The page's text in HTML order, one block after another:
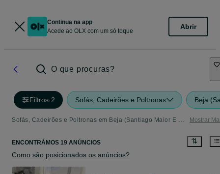
Continua na app
Acede ao OLX com um só toque
Abrir
O que procuras?
Filtros·2 Sofás, Cadeirões e Poltronas Beja
Sofás, Cadeirões e Poltronas em Beja (Santiago Maior E São João Baptista) - tudo o que precisa Mostrar
ENCONTRÁMOS 19 ANÚNCIOS
Como são posicionados os anúncios?